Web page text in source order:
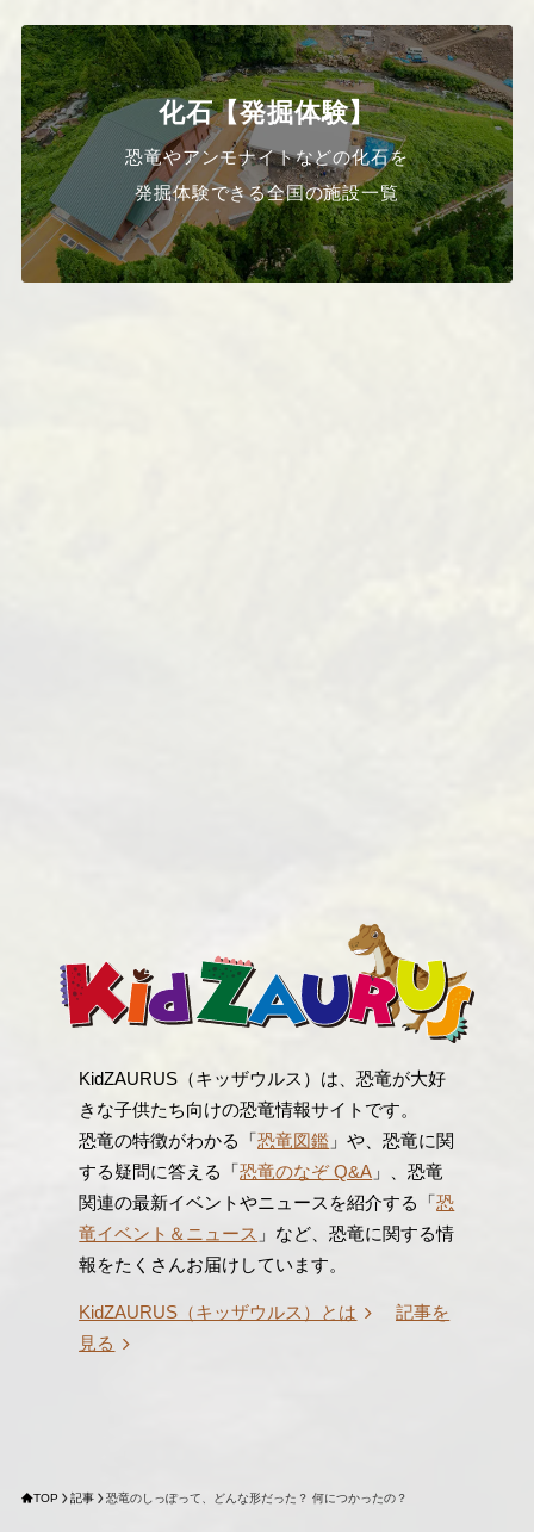
化石【発掘体験】
恐竜やアンモナイトなどの化石を
発掘体験できる全国の施設一覧
KidZAURUS（キッザウルス）は、恐竜が大好
きな子供たち向けの恐竜情報サイトです。
恐竜の特徴がわかる「恐竜図鑑 」や、恐竜に関
する疑問に答える「恐竜のなぞ Q&A 」、恐竜
関連の最新イベントやニュースを紹介する「恐
竜イベント＆ニュース 」など、恐竜に関する情
報をたくさんお届けしています。
KidZAURUS（キッザウルス）とは
記事を
見る
TOP 記事 恐竜のしっぽって、どんな形だった？ 何につかったの？